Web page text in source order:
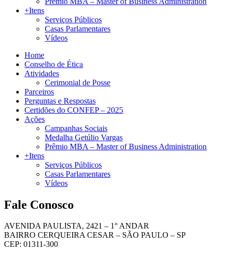
+Itens
Serviços Públicos
Casas Parlamentares
Vídeos
Home
Conselho de Ética
Atividades
Cerimonial de Posse
Parceiros
Perguntas e Respostas
Certidões do CONFEP – 2025
Ações
Campanhas Sociais
Medalha Getúlio Vargas
Prêmio MBA – Master of Business Administration
+Itens
Serviços Públicos
Casas Parlamentares
Vídeos
Fale Conosco
AVENIDA PAULISTA, 2421 – 1° ANDAR
BAIRRO CERQUEIRA CESAR – SÃO PAULO – SP
CEP: 01311-300